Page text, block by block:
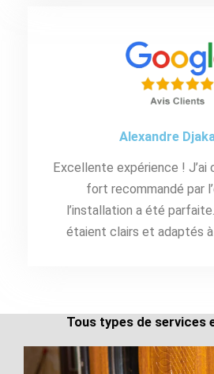
Alexandre
Excellente expérience ! J’ai
fort recommandé par
l’installation a été
étaient clairs et adaptés à
Tous types de services